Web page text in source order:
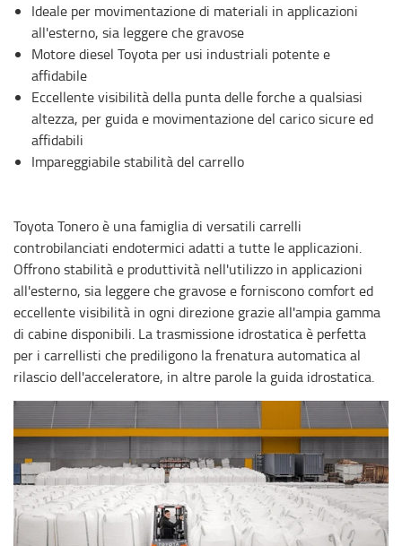
Ideale per movimentazione di materiali in applicazioni
all'esterno, sia leggere che gravose
Motore diesel Toyota per usi industriali potente e
affidabile
Eccellente visibilità della punta delle forche a qualsiasi
altezza, per guida e movimentazione del carico sicure ed
affidabili
Impareggiabile stabilità del carrello
Toyota Tonero è una famiglia di versatili carrelli
controbilanciati endotermici adatti a tutte le applicazioni.
Offrono stabilità e produttività nell'utilizzo in applicazioni
all'esterno, sia leggere che gravose e forniscono comfort ed
eccellente visibilità in ogni direzione grazie all'ampia gamma
di cabine disponibili. La trasmissione idrostatica è perfetta
per i carrellisti che prediligono la frenatura automatica al
rilascio dell'acceleratore, in altre parole la guida idrostatica.